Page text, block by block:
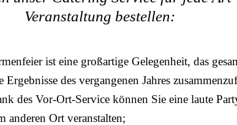
Veranstaltung bestellen:
ist eine großartige Gelegenheit, das
des vergangenen Jahres
des Vor-Ort-Service können Sie eine laute
anderen Ort veranstalten;